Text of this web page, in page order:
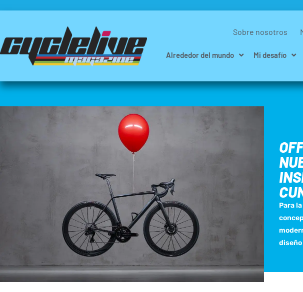
Sobre nosotros
Alrededor del mundo Mi desafío
Para